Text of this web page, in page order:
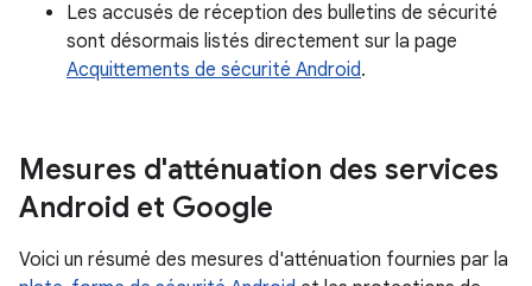
Les accusés de réception des bulletins de sécurité
sont désormais listés directement sur la page
Acquittements de sécurité Android.
Mesures d'atténuation des services
Android et Google
Voici un résumé des mesures d'atténuation fournies par la